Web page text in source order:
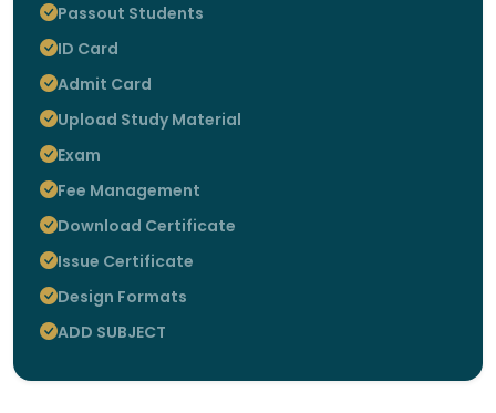
Passout Students
ID Card
Admit Card
Upload Study Material
Exam
Fee Management
Download Certificate
Issue Certificate
Design Formats
ADD SUBJECT